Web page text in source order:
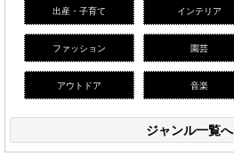
出産・子育て インテリア
ファッション 園芸
アウトドア 音楽
ジャンル一覧へ